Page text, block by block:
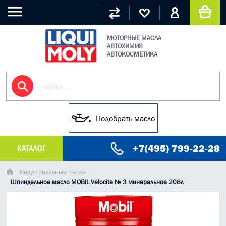
МОТОРНЫЕ МАСЛА
АВТОХИМИЯ
АВТОКОСМЕТИКА
Подобрать масло
КАТАЛОГ +7(495) 799-22-28
МАСЛО МОТОРНОЕ
ГРУЗОВЫЕ МАСЛА
ГИДРАВЛИЧЕСКИЕ МАСЛА
Индустриальные масла
Шпиндельное масло MOBIL Velocite № 3 минеральное 208л